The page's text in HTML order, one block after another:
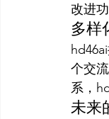
改进
多样
个交
系，
未来